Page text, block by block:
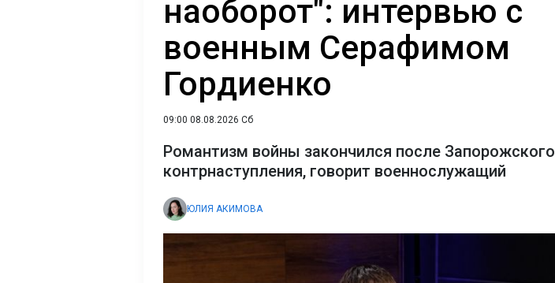
наоборот": интервью с
военным Серафимом
Гордиенко
09:00 08.08.2026 Сб
Романтизм войны закончился после Запорожского
контрнаступления, говорит военнослужащий
ЮЛИЯ АКИМОВА